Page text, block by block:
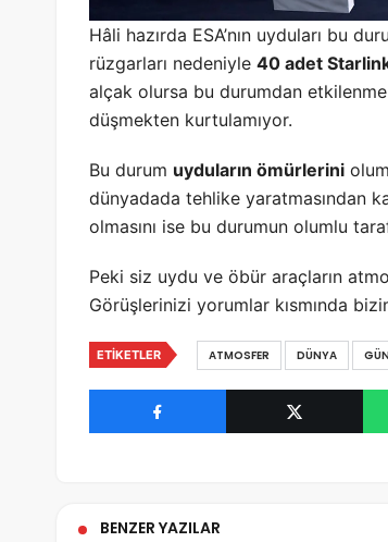
Hâli hazırda ESA’nın uyduları bu
rüzgarları nedeniyle 40 adet
alçak olursa bu durumdan
düşmekten kurtulamıyor.
Bu durum uyduların ömürlerini
dünyadada tehlike yaratmasından
olmasını ise bu durumun olumlu
Peki siz uydu ve öbür araçların
Görüşlerinizi yorumlar kısmında
ETIKETLER ATMOSFER DÜNYA
BENZER YAZILAR